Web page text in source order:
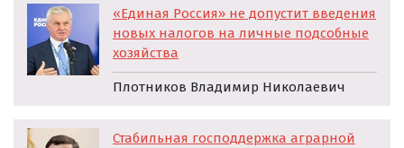
«Единая Россия» не допустит введения
новых налогов на личные подсобные
хозяйства
Плотников Владимир Николаевич
Стабильная господдержка аграрной